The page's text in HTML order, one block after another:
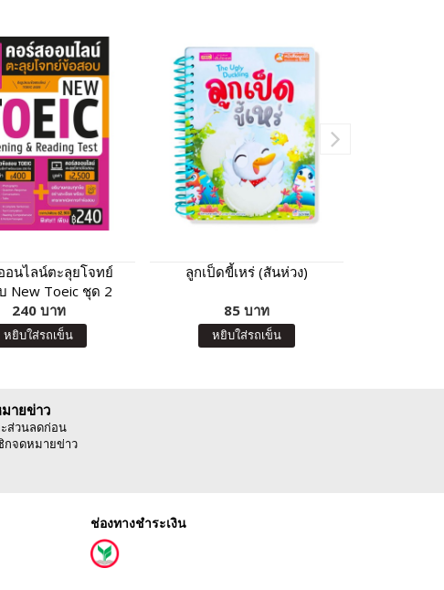
อนไลน์ตะลุยโจทย์
New Toeic ชุด 2
240 บาท
หยิบใส่รถเข็น
ลูกเป็ดขี้เหร่ (สันห่วง)
85 บาท
หยิบใส่รถเข็น
ายข่าว
ส่วนลดก่อน
กจดหมายข่าว
ช่องทางชำระเงิน